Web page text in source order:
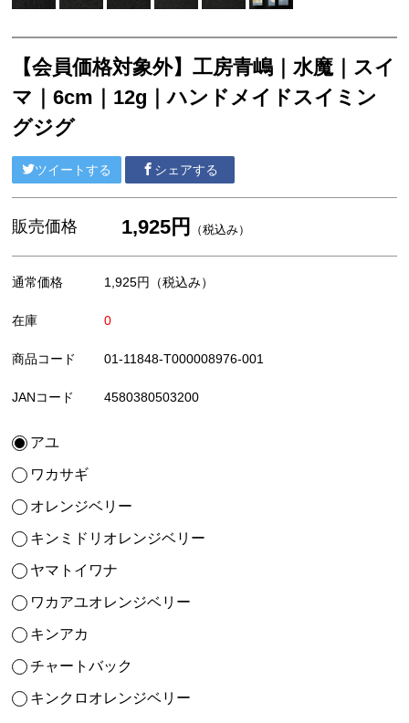
【会員価格対象外】工房青嶋｜水魔｜スイ
マ｜6cm｜12g｜ハンドメイドスイミン
グジグ
ツイートする シェアする
販売価格 1,925円 （税込み）
通常価格 1,925円 （税込み）
在庫 0
商品コード 01-11848-T000008976-001
JANコード 4580380503200
アユ
ワカサギ
オレンジベリー
キンミドリオレンジベリー
ヤマトイワナ
ワカアユオレンジベリー
キンアカ
チャートバック
キンクロオレンジベリー